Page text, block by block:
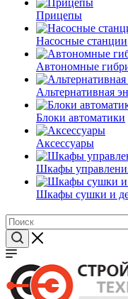
Прицепы
Насосные станции
Автономные
Альтернативная
Блоки автоматики
Аксессуары
Шкафы
Шкафы сушки и